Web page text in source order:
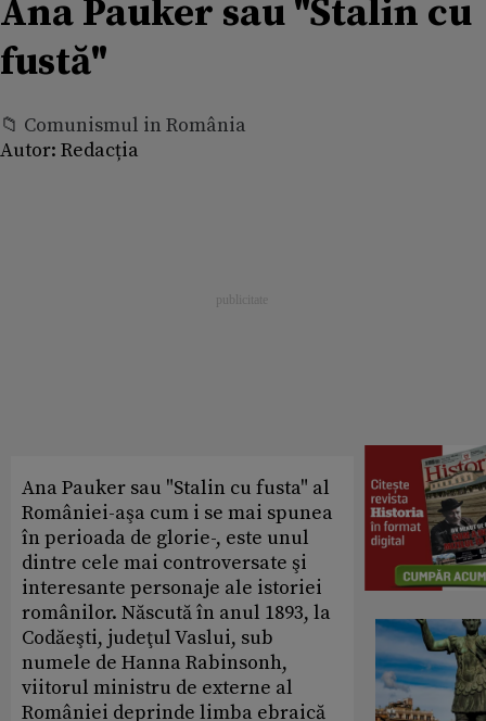
Ana Pauker sau "Stalin cu
fustă"
📁 Comunismul in România
Autor: Redacția
Ana Pauker sau "Stalin cu fusta" al
României-aşa cum i se mai spunea
în perioada de glorie-, este unul
dintre cele mai controversate şi
interesante personaje ale istoriei
românilor. Născută în anul 1893, la
Codăeşti, judeţul Vaslui, sub
numele de Hanna Rabinsonh,
viitorul ministru de externe al
României deprinde limba ebraică